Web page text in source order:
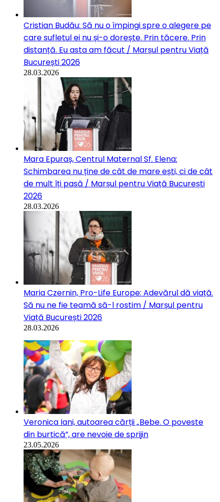
Cristian Budău: Să nu o împingi spre o alegere pe
care sufletul ei nu și-o dorește. Prin tăcere. Prin
distanță. Eu asta am făcut / Marșul pentru Viață
București 2026
28.03.2026
Mara Epuraș, Centrul Maternal Sf. Elena:
Schimbarea nu ține de cât de mare ești, ci de cât
de mult îți pasă / Marșul pentru Viață București
2026
28.03.2026
Maria Czernin, Pro-Life Europe: Adevărul dă viață.
Să nu ne fie teamă să-l rostim / Marșul pentru
Viață București 2026
28.03.2026
Veronica Iani, autoarea cărții „Bebe. O poveste
din burtică”, are nevoie de sprijin
23.05.2026